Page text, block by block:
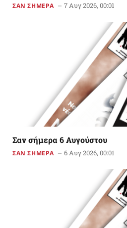
ΣΑΝ ΣΗΜΕΡΑ 7 Αυγ 2026, 00:01
Σαν σήμερα 6 Αυγούστου
ΣΑΝ ΣΗΜΕΡΑ 6 Αυγ 2026, 00:01